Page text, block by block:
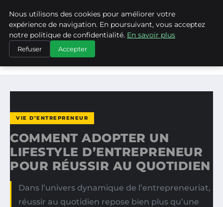
ASVPP
ACCUEIL
VIE D’ENTREPRENEUR
COMMENT ADOPTER UN LIFESTYLE D’ENTREPRENEUR
VIE D’ENTREPRENEUR
COMMENT ADOPTER UN
LIFESTYLE D’ENTREPRENEUR
POUR RÉUSSIR AU QUOTIDIEN
Dans l’univers dynamique de l’entrepreneuriat,
réussir au quotidien repose bien plus qu’une
Nous utilisons des cookies pour améliorer votre
expérience de navigation. En poursuivant, vous acceptez
notre politique de confidentialité. En savoir plus
Refuser Accepter